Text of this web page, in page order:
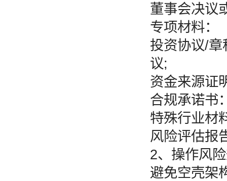
董事会决议
专项材料：
投资协议/
议;
资金来源证
合规承诺书
特殊行业材
风险评估报
2、操作风
避免空壳架